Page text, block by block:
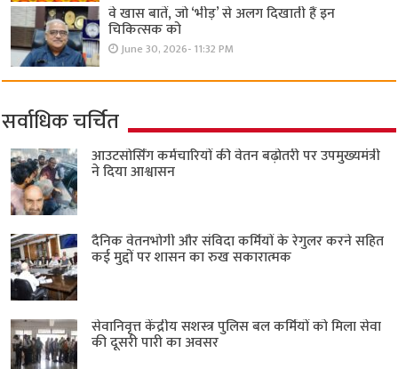
वे खास बातें, जो ‘भीड़’ से अलग दिखाती हैं इन
चिकित्सक को
June 30, 2026- 11:32 PM
सर्वाधिक चर्चित
आउटसोर्सिंग कर्मचारियों की वेतन बढ़ोतरी पर उपमुख्यमंत्री
ने दिया आश्वासन
दैनिक वेतनभोगी और संविदा कर्मियों के रेगुलर करने सहित
कई मुद्दों पर शासन का रुख सकारात्मक
सेवानिवृत्त केंद्रीय सशस्त्र पुलिस बल ​कर्मियों को मिला सेवा
की दूसरी पारी का अवसर